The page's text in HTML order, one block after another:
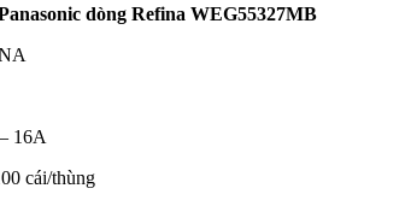
dòng Refina WEG55327MB
16A
cái/thùng